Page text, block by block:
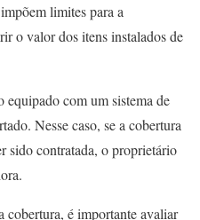
limites para a
o valor dos itens instalados de
equipado com um sistema de
Nesse caso, se a cobertura
sido contratada, o proprietário
cobertura, é importante avaliar